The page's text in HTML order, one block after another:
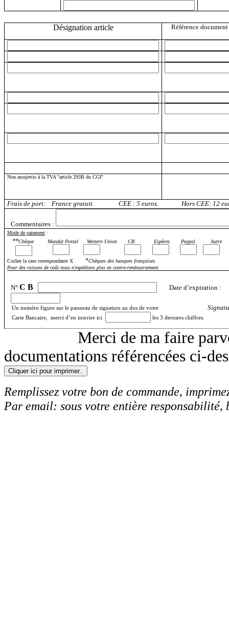
Désignation article Référence document
Non assujettis à la TVA "article 293B du CGI"
Frais de port: France gratuit. CEE : 5 euros. Hors CEE: 12
Commentaires :
Mode de paiement:
**Chèque Mandat Postal Western Union CB Espèces Paypal Autre
Cocher la case correspondante X *Chèques des banques
Pour des raisons de coût nous n'expédions plus en contre-remboursement
N° C B Date d’expiration :
Un numéro figure sur le panneau de signature au dos de votre
Carte Bancaire, merci d’en inscrire ici les 3 derniers chiffres.
Merci de ma faire
documentations référencées ci-
Remplissez votre bon de commande,
Par email: sous votre entière responsabilité,